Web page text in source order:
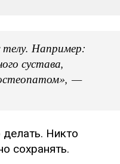
телу. Например:
сустава,
—
делать. Никто
сохранять.⠀